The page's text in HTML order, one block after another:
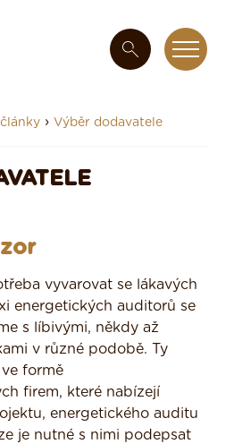
› Výběr dodavatele
vyvarovat se lákavých
energetických auditorů se
s líbivými, někdy až
v různé podobě. Ty
formě
firem, které nabízejí
energetického auditu
je nutné s nimi podepsat